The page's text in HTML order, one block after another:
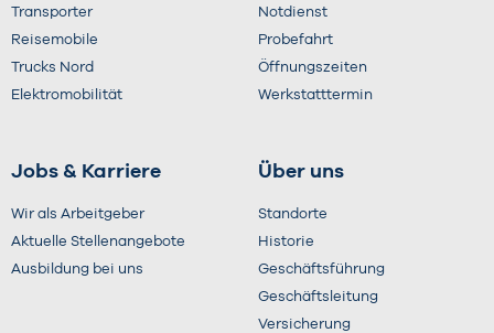
Transporter
Reisemobile
Trucks Nord
Elektromobilität
Notdienst
Probefahrt
Öffnungszeiten
Werkstatttermin
Jobs & Karriere
Wir als Arbeitgeber
Aktuelle Stellenangebote
Ausbildung bei uns
Über uns
Standorte
Historie
Geschäftsführung
Geschäftsleitung
Versicherung